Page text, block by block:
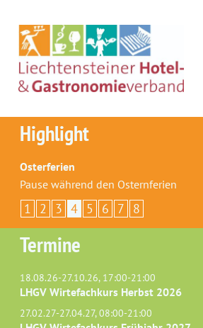
Highlight
Osterferien
Pause während den Osternferien
1 2 3 4 5 6 7 8
Termine
18.08.26-27.10.26, 17:00-21:00
LHGV Wirtefachkurs Herbst 2026
27.02.27-27.04.27, 08:00-21:00